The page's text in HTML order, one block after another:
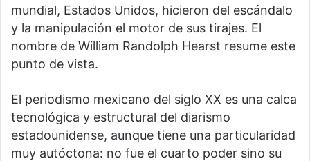
mundial, Estados Unidos, hicieron del escándalo
y la manipulación el motor de sus tirajes. El
nombre de William Randolph Hearst resume este
punto de vista.
El periodismo mexicano del siglo XX es una calca
tecnológica y estructural del diarismo
estadounidense, aunque tiene una particularidad
muy autóctona: no fue el cuarto poder sino su